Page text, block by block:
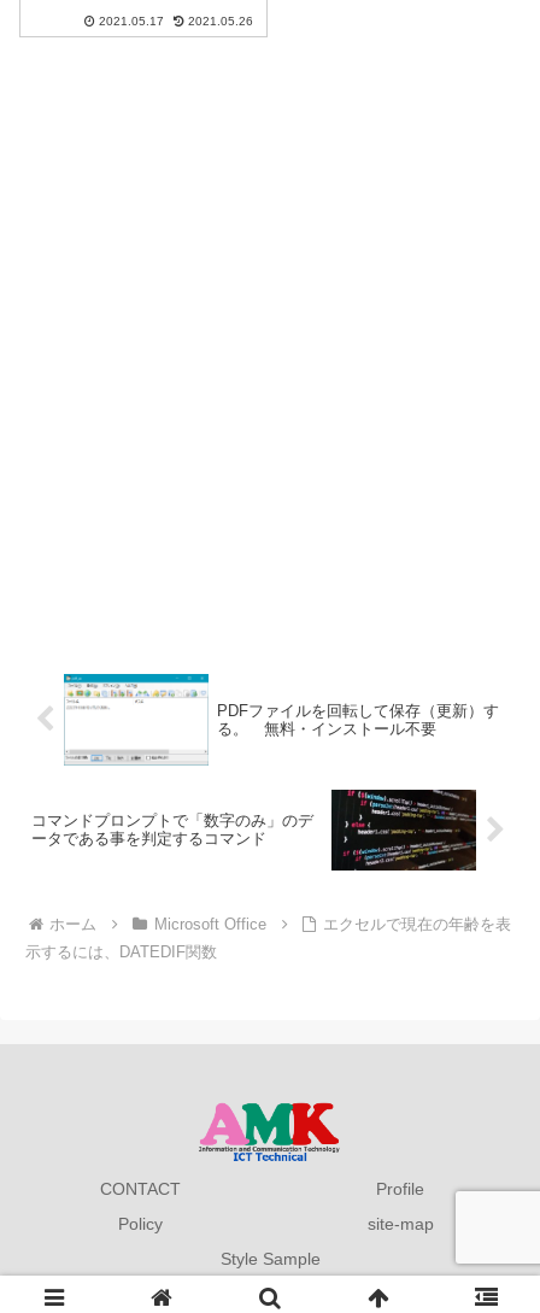
できますが、表示する数を減ら
2021.05.17 2021.05.26
PDFファイルを回転して保存（更新）す
る。 無料・インストール不要
コマンドプロンプトで「数字のみ」のデ
ータである事を判定するコマンド
ホーム Microsoft Office
エクセルで現在の年齢を表
示するには、DATEDIF関数
CONTACT
Profile
Policy
site-map
Style Sample
Copyright © 2019 AMK 情報館 All Rights Reserved.